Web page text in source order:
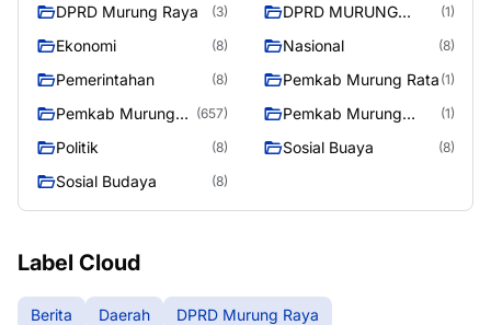
DPRD Murung Raya (3)
DPRD MURUNG
(1)
Ekonomi (8) Nasional (8)
Pemerintahan (8) Pemkab Murung Rata (1)
Pemkab Murung
(657)
Pemkab Murung
(1)
Politik (8) Sosial Buaya (8)
Sosial Budaya (8)
Label Cloud
Berita Daerah
DPRD Murung Raya